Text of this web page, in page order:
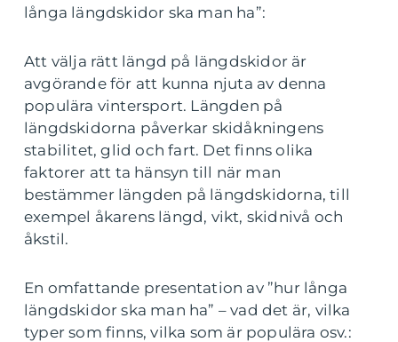
långa längdskidor ska man ha”:
Att välja rätt längd på längdskidor är
avgörande för att kunna njuta av denna
populära vintersport. Längden på
längdskidorna påverkar skidåkningens
stabilitet, glid och fart. Det finns olika
faktorer att ta hänsyn till när man
bestämmer längden på längdskidorna, till
exempel åkarens längd, vikt, skidnivå och
åkstil.
En omfattande presentation av ”hur långa
längdskidor ska man ha” – vad det är, vilka
typer som finns, vilka som är populära osv.: